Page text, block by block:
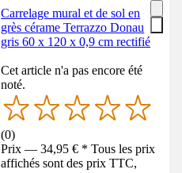
Carrelage mural et de sol en
grès cérame Terrazzo Donau
gris 60 x 120 x 0,9 cm rectifié
Cet article n'a pas encore été
noté.
(0)
Prix — 34,95 € * Tous les prix
affichés sont des prix TTC,